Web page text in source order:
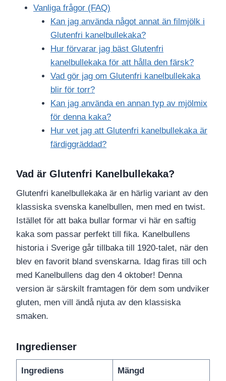
Vanliga frågor (FAQ)
Kan jag använda något annat än filmjölk i
Glutenfri kanelbullekaka?
Hur förvarar jag bäst Glutenfri
kanelbullekaka för att hålla den färsk?
Vad gör jag om Glutenfri kanelbullekaka
blir för torr?
Kan jag använda en annan typ av mjölmix
för denna kaka?
Hur vet jag att Glutenfri kanelbullekaka är
färdiggräddad?
Vad är Glutenfri Kanelbullekaka?
Glutenfri kanelbullekaka är en härlig variant av den
klassiska svenska kanelbullen, men med en twist.
Istället för att baka bullar formar vi här en saftig
kaka som passar perfekt till fika. Kanelbullens
historia i Sverige går tillbaka till 1920-talet, när den
blev en favorit bland svenskarna. Idag firas till och
med Kanelbullens dag den 4 oktober! Denna
version är särskilt framtagen för dem som undviker
gluten, men vill ändå njuta av den klassiska
smaken.
Ingredienser
Ingrediens Mängd